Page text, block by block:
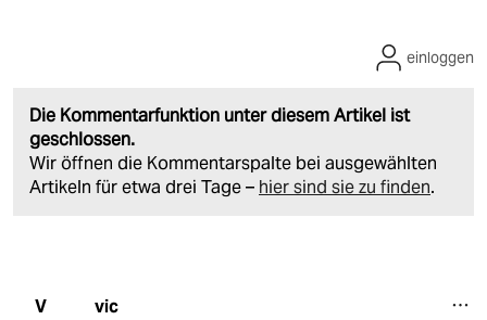
Die Kommentarfunktion unter diesem Artikel ist
geschlossen.
Wir öffnen die Kommentarspalte bei ausgewählten
Artikeln für etwa drei Tage – hier sind sie zu finden.
einloggen
V vic